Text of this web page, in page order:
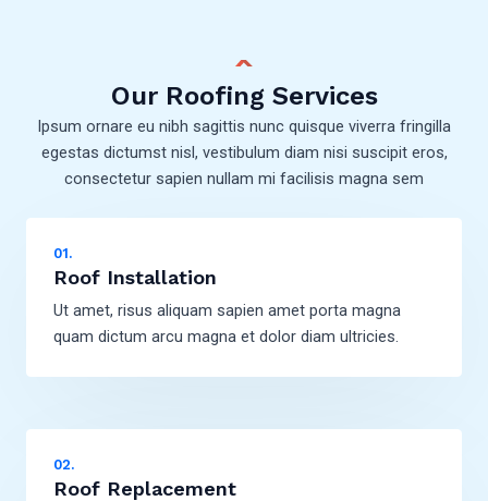
Our Roofing Services
Ipsum ornare eu nibh sagittis nunc quisque viverra fringilla
egestas dictumst nisl, vestibulum diam nisi suscipit eros,
consectetur sapien nullam mi facilisis magna sem
01.
Roof Installation
Ut amet, risus aliquam sapien amet porta magna
quam dictum arcu magna et dolor diam ultricies.
02.
Roof Replacement